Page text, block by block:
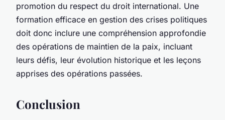
promotion du respect du droit international. Une
formation efficace en gestion des crises politiques
doit donc inclure une compréhension approfondie
des opérations de maintien de la paix, incluant
leurs défis, leur évolution historique et les leçons
apprises des opérations passées.
Conclusion